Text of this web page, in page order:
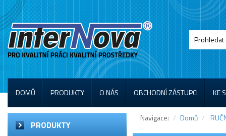
DOMŮ PRODUKTY O NÁS OBCHODNÍ ZÁSTUPCI KE
PRODUKTY
Navigace: Domů